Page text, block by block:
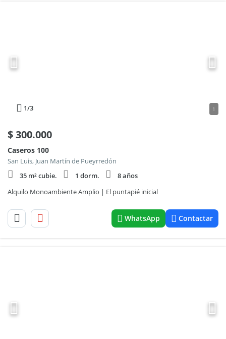
1/3 1
$300.000
Caseros 100
San Luis, Juan Martín de Pueyrredón
35 m² cubie.
1 dorm.
8 años
Alquilo Monoambiente Amplio | El puntapié inicial
WhatsApp Contactar